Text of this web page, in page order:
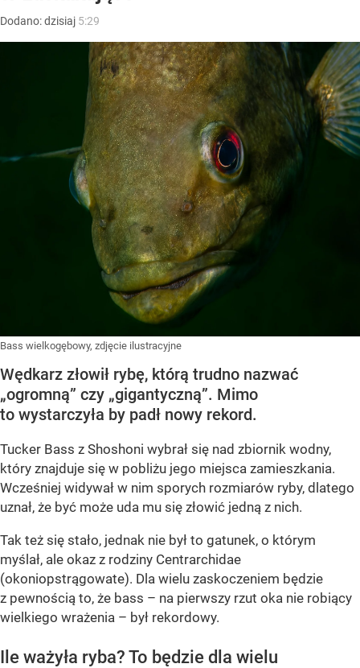
Dodano:dzisiaj 5:29
Bass wielkogębowy, zdjęcie ilustracyjne
Wędkarz złowił rybę, którą trudno nazwać
„ogromną” czy „gigantyczną”. Mimo
to wystarczyła by padł nowy rekord.
Tucker Bass z Shoshoni wybrał się nad zbiornik wodny,
który znajduje się w pobliżu jego miejsca zamieszkania.
Wcześniej widywał w nim sporych rozmiarów ryby, dlatego
uznał, że być może uda mu się złowić jedną z nich.
Tak też się stało, jednak nie był to gatunek, o którym
myślał, ale okaz z rodziny Centrarchidae
(okoniopstrągowate). Dla wielu zaskoczeniem będzie
z pewnością to, że bass – na pierwszy rzut oka nie robiący
wielkiego wrażenia – był rekordowy.
Ile ważyła ryba? To będzie dla wielu